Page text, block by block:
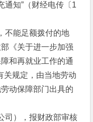
通知”（财经电传〔1
不能足额拨付的地
《关于进一步加强
和再就业工作的通
关规定，由当地劳动
动保障部门出具的
司），报财政部审核